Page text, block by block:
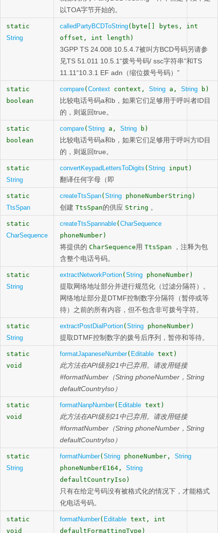
以TOA字节开始的。
static
String
calledPartyBCDToString(byte[] bytes, int
offset, int length)
3GPP TS 24.008 10.5.4.7被叫方BCD号码另请参
见TS 51.011 10.5.1“拨号号码/ ssc字符串”和TS
11.11“10.3.1 EF adn（缩位拨号号码）”
static
boolean
compare( Context context, String a, String b)
比较电话号码a和b，如果它们足够用于呼叫者ID目
的，则返回true。
static
boolean
compare( String a, String b)
比较电话号码a和b，如果它们足够用于呼叫方ID目
的，则返回true。
static
String
convertKeypadLettersToDigits ( String input)
翻译任何字母（即
static
TtsSpan
createTtsSpan( String phoneNumberString)
创建 TtsSpan的供应 String 。
static
CharSequence
createTtsSpannable( CharSequence
phoneNumber)
将提供的 CharSequence 用 TtsSpan ，注释为包
含整个电话号码。
static
String
extractNetworkPortion( String phoneNumber)
提取网络地址部分并进行规范化（过滤分隔符）。
网络地址部分是DTMF控制数字分隔符（暂停或等
待）之前的所有内容，但不包含非可拨号字符。
static
String
extractPostDialPortion( String phoneNumber)
提取DTMF控制数字的拨号后序列，暂停和等待。
static
void
formatJapaneseNumber( Editable text)
此方法在API级别21中已弃用。请改用链接
#formatNumber（String phoneNumber，String
defaultCountryIso）
static
void
formatNanpNumber( Editable text)
此方法在API级别21中已弃用。请改用链接
#formatNumber（String phoneNumber，String
defaultCountryIso）
static
String
formatNumber( String phoneNumber, String
phoneNumberE164, String
defaultCountryIso)
只有在给定号码没有被格式化的情况下，才能格式
化电话号码。
static
void
formatNumber( Editable text, int
defaultFormattingType)